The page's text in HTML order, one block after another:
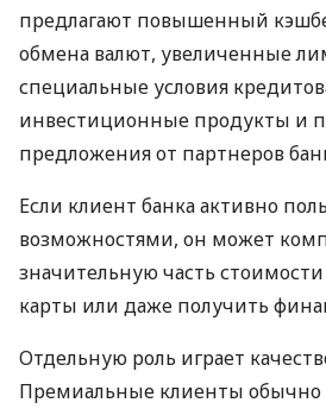
предлагают повышенный
обмена валют, увеличенные
специальные условия
инвестиционные продукты и
предложения от партнеров
Если клиент банка активно
возможностями, он может
значительную часть
карты или даже получить
Отдельную роль играет
Премиальные клиенты